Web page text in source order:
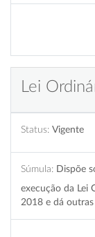
Lei
Status: Vigente
Súmula: Dispõe
execução da Lei
2018 e dá